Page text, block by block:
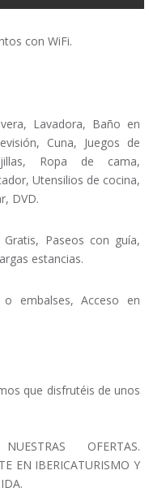
con WiFi.
Lavadora, Baño en
Cuna, Juegos de
Ropa de cama,
Utensilios de cocina,
DVD.
Paseos con guía,
estancias.
embalses, Acceso en
que disfrutéis de unos
OFERTAS.
EN IBERICATURISMO Y